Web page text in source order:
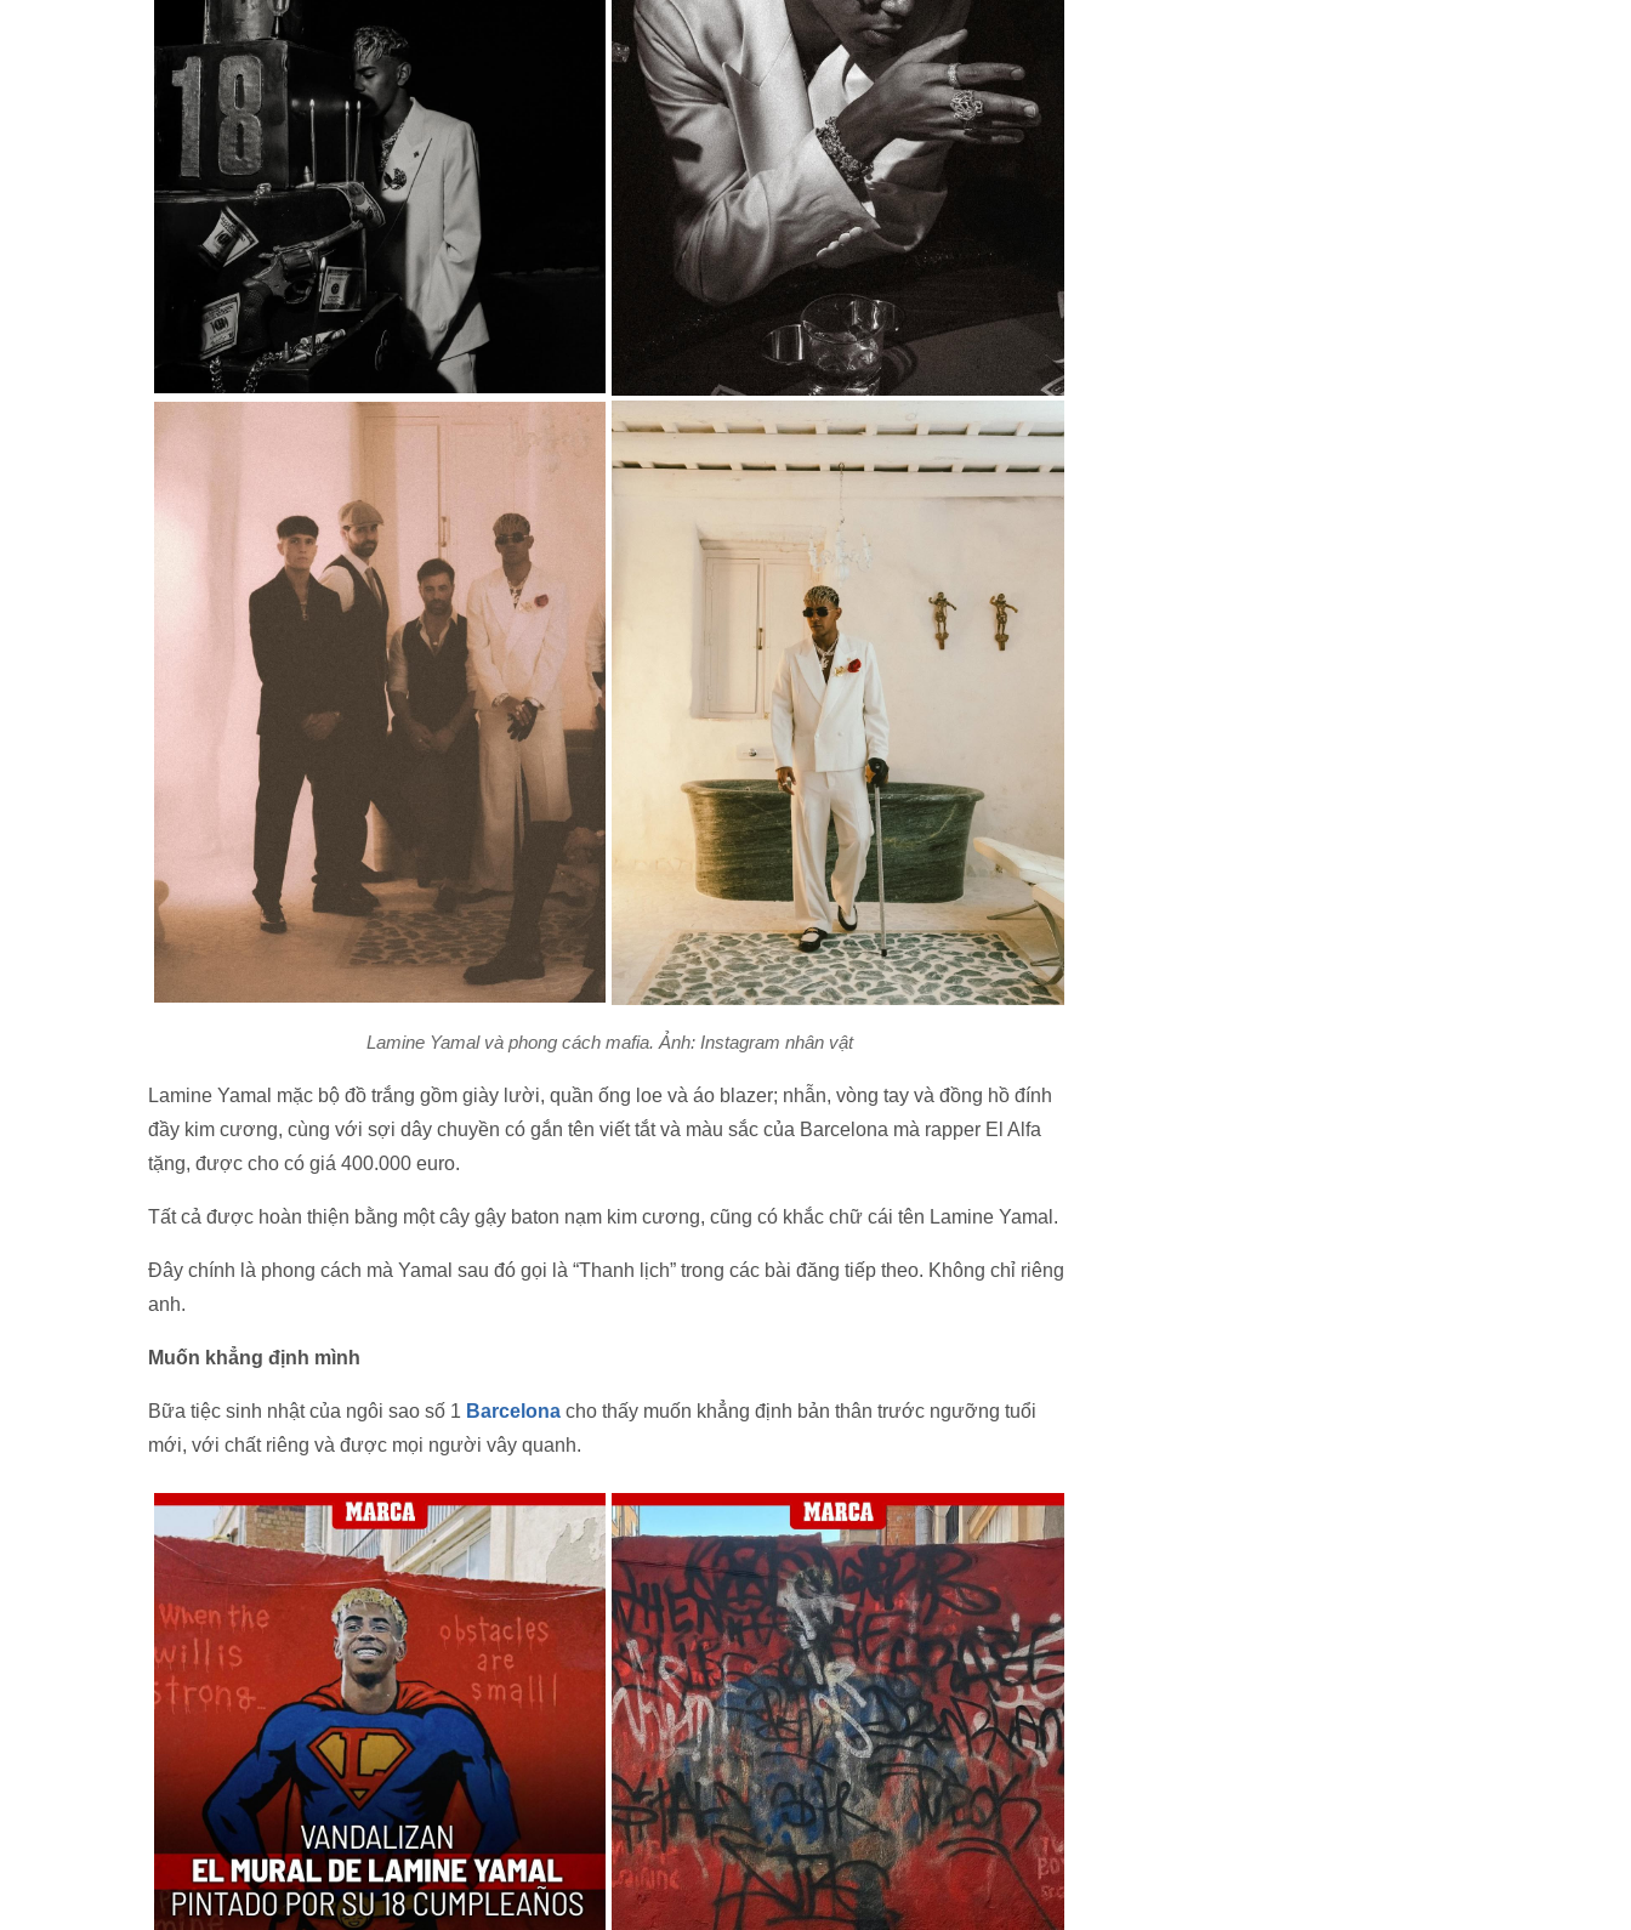
Lamine Yamal và phong cách mafia. Ảnh: Instagram nhân vật
Lamine Yamal mặc bộ đồ trắng gồm giày lười, quần ống loe và áo blazer; nhẫn, vòng tay và đồng hồ đính
đầy kim cương, cùng với sợi dây chuyền có gắn tên viết tắt và màu sắc của Barcelona mà rapper El Alfa
tặng, được cho có giá 400.000 euro.
Tất cả được hoàn thiện bằng một cây gậy baton nạm kim cương, cũng có khắc chữ cái tên Lamine Yamal.
Đây chính là phong cách mà Yamal sau đó gọi là “Thanh lịch” trong các bài đăng tiếp theo. Không chỉ riêng
anh.
Muốn khẳng định mình
Bữa tiệc sinh nhật của ngôi sao số 1 Barcelona cho thấy muốn khẳng định bản thân trước ngưỡng tuổi
mới, với chất riêng và được mọi người vây quanh.